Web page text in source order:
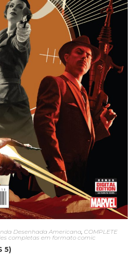
Desenhada Americana, COMPLETE
completas em formato comic
5)